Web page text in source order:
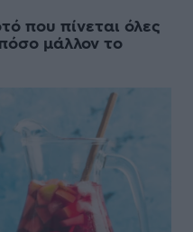
που πίνεται όλες
μάλλον το